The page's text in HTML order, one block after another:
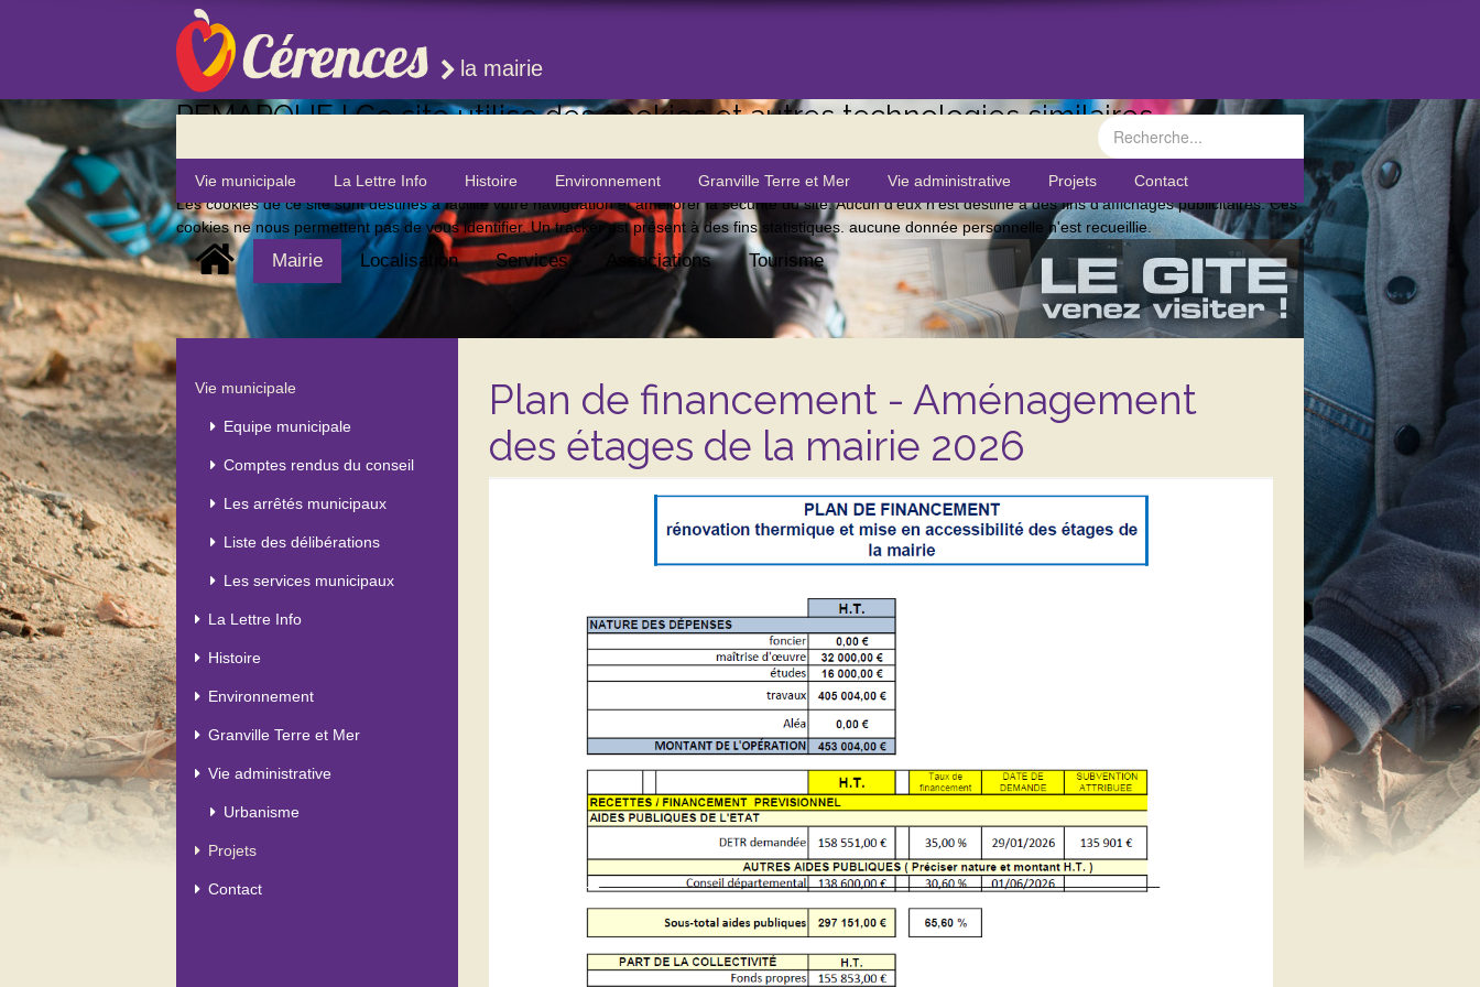
la mairie
REMARQUE ! Ce site utilise des cookies et autres technologies similaires.
Si vous ne changez pas les paramètres de votre navigateur, vous êtes d'accord.En savoir plus
J'ai compris
Les cookies de ce site sont destinés à facilité votre naviguation et améliorer la sécurité du site. Aucun d'eux n'est destiné à des fins d'affichages publicitaires. Ces
cookies ne nous permettent pas de vous identifier. Un tracker est présent à des fins statistiques. aucune donnée personnelle n'est recueillie.
Mairie
Vie municipale La Lettre Info Histoire Environnement Granville Terre et Mer Vie administrative Projets Contact
Localisation Services Associations Tourisme
Vie municipale
Equipe municipale
Comptes rendus du conseil
Les arrêtés municipaux
Liste des délibérations
Les services municipaux
La Lettre Info
Histoire
Environnement
Granville Terre et Mer
Vie administrative
Urbanisme
Projets
Contact
Plan de financement - Aménagement
des étages de la mairie 2026